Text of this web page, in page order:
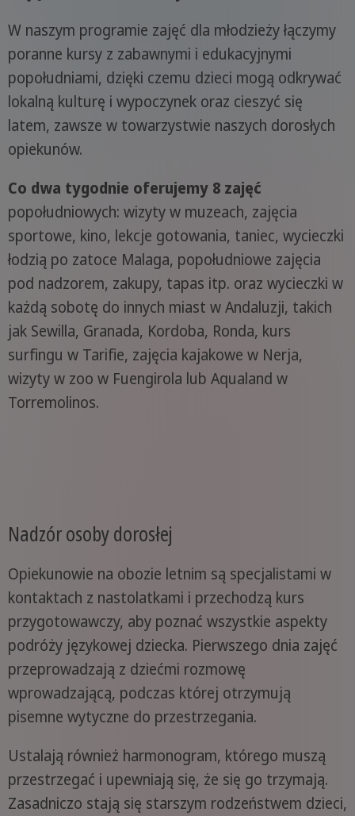
W naszym programie zajęć dla młodzieży łączymy
poranne kursy z zabawnymi i edukacyjnymi
popołudniami, dzięki czemu dzieci mogą odkrywać
lokalną kulturę i wypoczynek oraz cieszyć się
latem, zawsze w towarzystwie naszych dorosłych
opiekunów.
Co dwa tygodnie oferujemy 8 zajęć
popołudniowych: wizyty w muzeach, zajęcia
sportowe, kino, lekcje gotowania, taniec, wycieczki
łodzią po zatoce Malaga, popołudniowe zajęcia
pod nadzorem, zakupy, tapas itp. oraz wycieczki w
każdą sobotę do innych miast w Andaluzji, takich
jak Sewilla, Granada, Kordoba, Ronda, kurs
surfingu w Tarifie, zajęcia kajakowe w Nerja,
wizyty w zoo w Fuengirola lub Aqualand w
Torremolinos.
Nadzór osoby dorosłej
Opiekunowie na obozie letnim są specjalistami w
kontaktach z nastolatkami i przechodzą kurs
przygotowawczy, aby poznać wszystkie aspekty
podróży językowej dziecka. Pierwszego dnia zajęć
przeprowadzają z dziećmi rozmowę
wprowadzającą, podczas której otrzymują
pisemne wytyczne do przestrzegania.
Ustalają również harmonogram, którego muszą
przestrzegać i upewniają się, że się go trzymają.
Zasadniczo stają się starszym rodzeństwem dzieci,